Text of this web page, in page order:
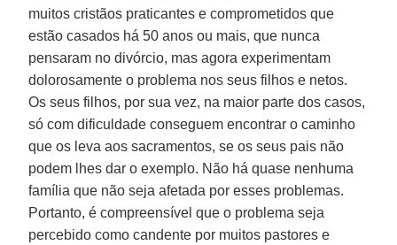
muitos cristãos praticantes e comprometidos que
estão casados há 50 anos ou mais, que nunca
pensaram no divórcio, mas agora experimentam
dolorosamente o problema nos seus filhos e netos.
Os seus filhos, por sua vez, na maior parte dos casos,
só com dificuldade conseguem encontrar o caminho
que os leva aos sacramentos, se os seus pais não
podem lhes dar o exemplo. Não há quase nenhuma
família que não seja afetada por esses problemas.
Portanto, é compreensível que o problema seja
percebido como candente por muitos pastores e